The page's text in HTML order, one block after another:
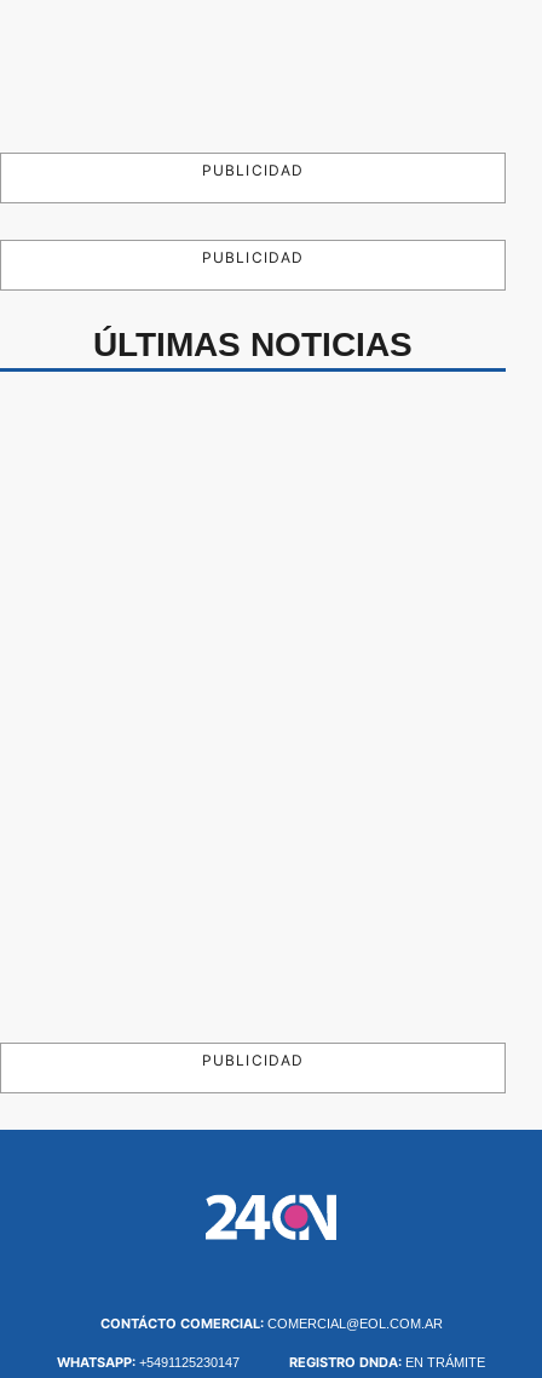
PUBLICIDAD
PUBLICIDAD
ÚLTIMAS NOTICIAS
PUBLICIDAD
CONTÁCTO COMERCIAL: COMERCIAL@EOL.COM.AR
WHATSAPP: +5491125230147 REGISTRO DNDA: EN TRÁMITE